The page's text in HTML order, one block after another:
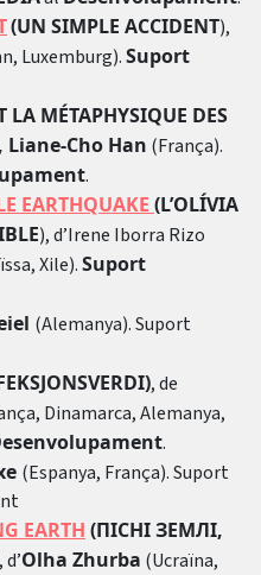
(UN SIMPLE ACCIDENT),
Luxemburg).Suport
LA MÉTAPHYSIQUE DES
Cho Han (França).
.
EARTHQUAKE (L’OLÍVIA
), d’Irene Iborra Rizo
Xile).Suport
(Alemanya). Suport
, de
Dinamarca, Alemanya,
.
(Espanya, França). Suport
EARTH (ПІСНІ ЗЕМЛІ,
, d’Olha Zhurba (Ucraïna,